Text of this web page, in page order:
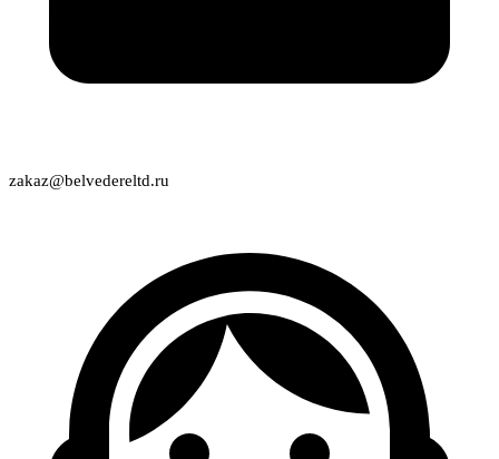
zakaz@belvedereltd.ru